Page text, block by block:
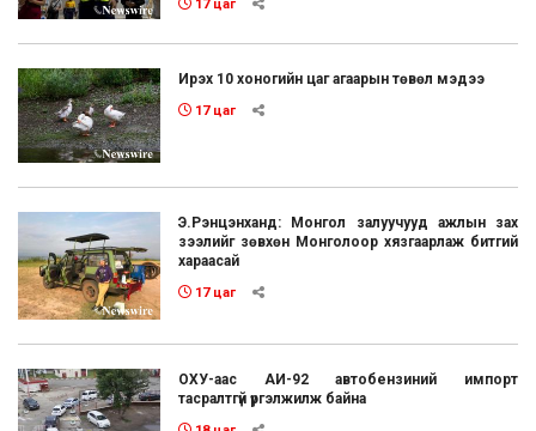
17 цаг
Ирэх 10 хоногийн цаг агаарын төвөл мэдээ
17 цаг
Э.Рэнцэнханд: Монгол залуучууд ажлын зах
зээлийг зөвхөн Монголоор хязгаарлаж битгий
хараасай
17 цаг
ОХУ-аас АИ-92 автобензиний импорт
тасралтгүй үргэлжилж байна